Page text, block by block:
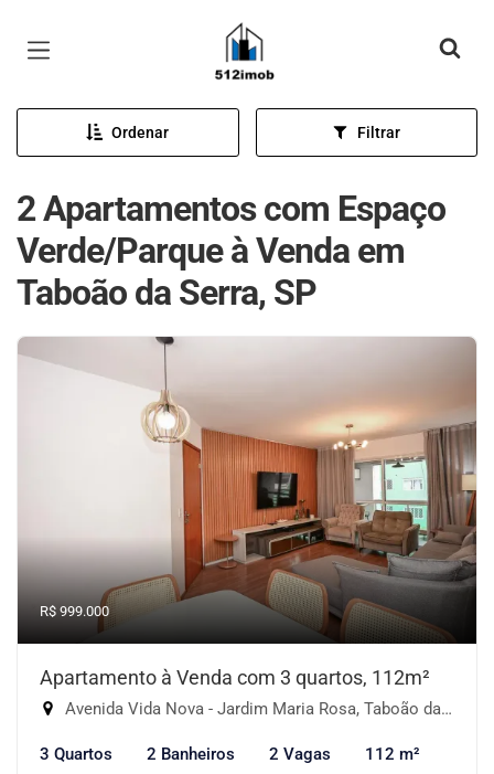
Página inicial
Ordenar Filtrar
2 Apartamentos com Espaço
Verde/Parque à Venda em
Taboão da Serra, SP
R$ 999.000
Apartamento à Venda com 3 quartos, 112m²
Avenida Vida Nova - Jardim Maria Rosa, Taboão da Serra-SP
3 Quartos 2 Banheiros 2 Vagas 112 m²